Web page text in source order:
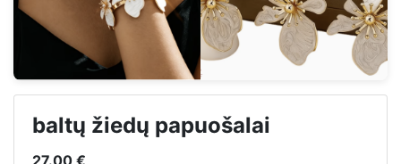
baltų žiedų papuošalai